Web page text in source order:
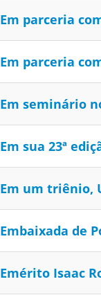
Em parceria
Em parceria
Em seminário
Em sua 23ª
Em um triênio,
Embaixada de
Emérito Isaac